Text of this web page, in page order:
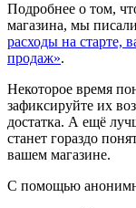
Подробнее о том,
магазина, мы
расходы на старте,
продаж».
Некоторое время
зафиксируйте их
достатка. А ещё
станет гораздо
вашем магазине.
С помощью